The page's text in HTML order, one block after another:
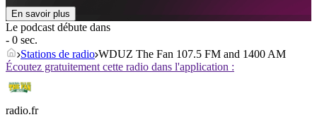
En savoir plus
Le podcast débute dans
- 0 sec.
Stations de radio WDUZ The Fan 107.5 FM and 1400 AM
Écoutez gratuitement cette radio dans l'application :
radio.fr